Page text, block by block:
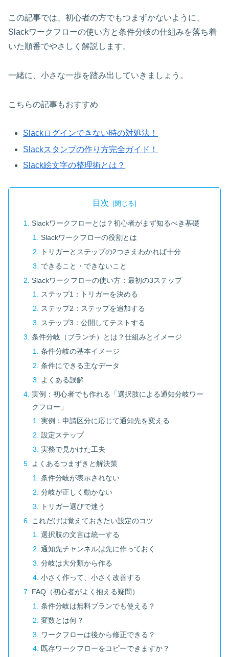
この記事では、初心者の方でもつまずかないように、
Slackワークフローの使い方と条件分岐の仕組みを落ち着
いた順番でやさしく解説します。
一緒に、小さな一歩を踏み出していきましょう。
こちらの記事もおすすめ
Slackログインできない時の対処法！
Slackスタンプの作り方完全ガイド！
Slack絵文字の整理術とは？
目次
Slackワークフローとは？初心者がまず知るべき基礎
Slackワークフローの役割とは
トリガーとステップの2つさえわかれば十分
できること・できないこと
Slackワークフローの使い方：最初の3ステップ
ステップ1：トリガーを決める
ステップ2：ステップを追加する
ステップ3：公開してテストする
条件分岐（ブランチ）とは？仕組みとイメージ
条件分岐の基本イメージ
条件にできる主なデータ
よくある誤解
実例：初心者でも作れる「選択肢による通知分岐ワー
クフロー」
実例：申請区分に応じて通知先を変える
設定ステップ
実務で見かけた工夫
よくあるつまずきと解決策
条件分岐が表示されない
分岐が正しく動かない
トリガー選びで迷う
これだけは覚えておきたい設定のコツ
選択肢の文言は統一する
通知先チャンネルは先に作っておく
分岐は大分類から作る
小さく作って、小さく改善する
FAQ（初心者がよく抱える疑問）
条件分岐は無料プランでも使える？
変数とは何？
ワークフローは後から修正できる？
既存ワークフローをコピーできますか？